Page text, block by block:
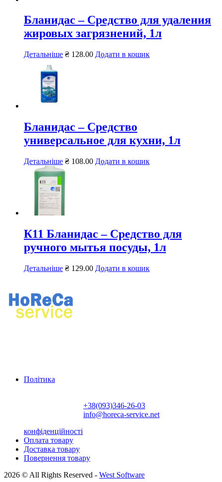
Бланидас – Средство для удаления
жировых загрязнений, 1л
Детальніше ₴ 128.00 Додати в кошик
Бланидас – Средство
универсальное для кухни, 1л
Детальніше ₴ 108.00 Додати в кошик
К11 Бланидас – Средство для
ручного мытья посуды, 1л
Детальніше ₴ 129.00 Додати в кошик
+38(093)346-26-03
info@horeca-service.net
Політика
конфіденційності
Оплата товару
Доставка товару
Повернення товару
2026 © All Rights Reserved - West Software